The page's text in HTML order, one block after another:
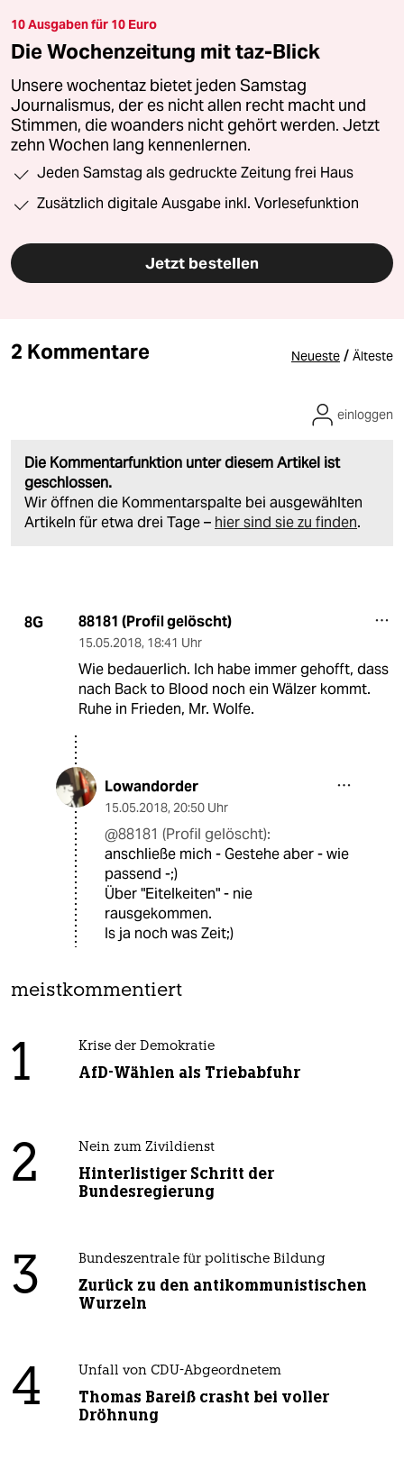
10 Ausgaben für 10 Euro
Die Wochenzeitung mit taz-Blick
Unsere wochentaz bietet jeden Samstag
Journalismus, der es nicht allen recht macht und
Stimmen, die woanders nicht gehört werden. Jetzt
zehn Wochen lang kennenlernen.
Jeden Samstag als gedruckte Zeitung frei Haus
Zusätzlich digitale Ausgabe inkl. Vorlesefunktion
Jetzt bestellen
2 Kommentare Neueste / Älteste
Die Kommentarfunktion unter diesem Artikel ist
geschlossen.
Wir öffnen die Kommentarspalte bei ausgewählten
Artikeln für etwa drei Tage – hier sind sie zu finden.
einloggen
8G 88181 (Profil gelöscht)
15.05.2018, 18:41 Uhr
Wie bedauerlich. Ich habe immer gehofft, dass
nach Back to Blood noch ein Wälzer kommt.
Ruhe in Frieden, Mr. Wolfe.
Lowandorder
15.05.2018, 20:50 Uhr
@88181 (Profil gelöscht):
anschließe mich - Gestehe aber - wie
passend -;)
Über "Eitelkeiten" - nie
rausgekommen.
Is ja noch was Zeit;)
meistkommentiert
1 Krise der Demokratie
AfD-Wählen als Triebabfuhr
2 Nein zum Zivildienst
Hinterlistiger Schritt der
Bundesregierung
3 Bundeszentrale für politische Bildung
Zurück zu den antikommunistischen
Wurzeln
4 Unfall von CDU-Abgeordnetem
Thomas Bareiß crasht bei voller
Dröhnung